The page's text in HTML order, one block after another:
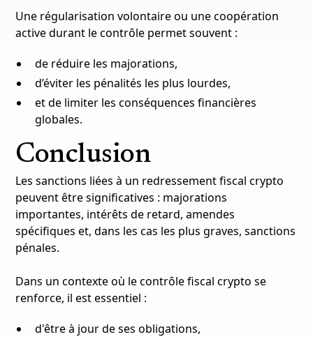
Une régularisation volontaire ou une coopération
active durant le contrôle permet souvent :
de réduire les majorations,
d’éviter les pénalités les plus lourdes,
et de limiter les conséquences financières
globales.
Conclusion
Les sanctions liées à un redressement fiscal crypto
peuvent être significatives : majorations
importantes, intérêts de retard, amendes
spécifiques et, dans les cas les plus graves, sanctions
pénales.
Dans un contexte où le contrôle fiscal crypto se
renforce, il est essentiel :
d'être à jour de ses obligations,